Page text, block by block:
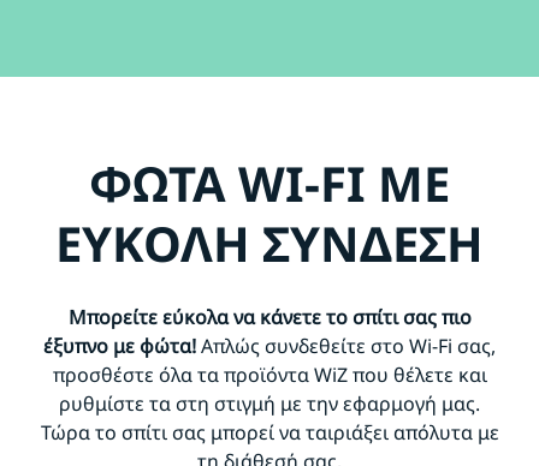
ΦΩΤΑ WI-FI ΜΕ
ΕΥΚΟΛΗ ΣΥΝΔΕΣΗ
Μπορείτε εύκολα να κάνετε το σπίτι σας πιο
έξυπνο με φώτα!Απλώς συνδεθείτε στο Wi-Fi σας,
προσθέστε όλα τα προϊόντα WiZ που θέλετε και
ρυθμίστε τα στη στιγμή με την εφαρμογή μας.
Τώρα το σπίτι σας μπορεί να ταιριάξει απόλυτα με